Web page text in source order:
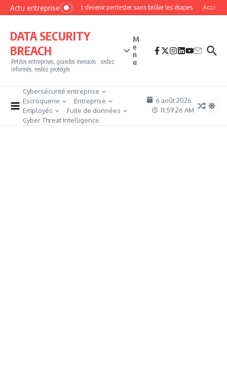
Aller au contenu
Actu entrepriseComment devenir pentester sans brûler les étapes Accès
DATA SECURITY
BREACH
Petites entreprises, grandes menaces : restez
informés, restez protégés
M
e
n
u
Cybersécurité entreprise
Escroquerie
Entreprise
Employés
Fuite de données
Cyber Threat Intelligence
6 août 2026
11:59:27 AM